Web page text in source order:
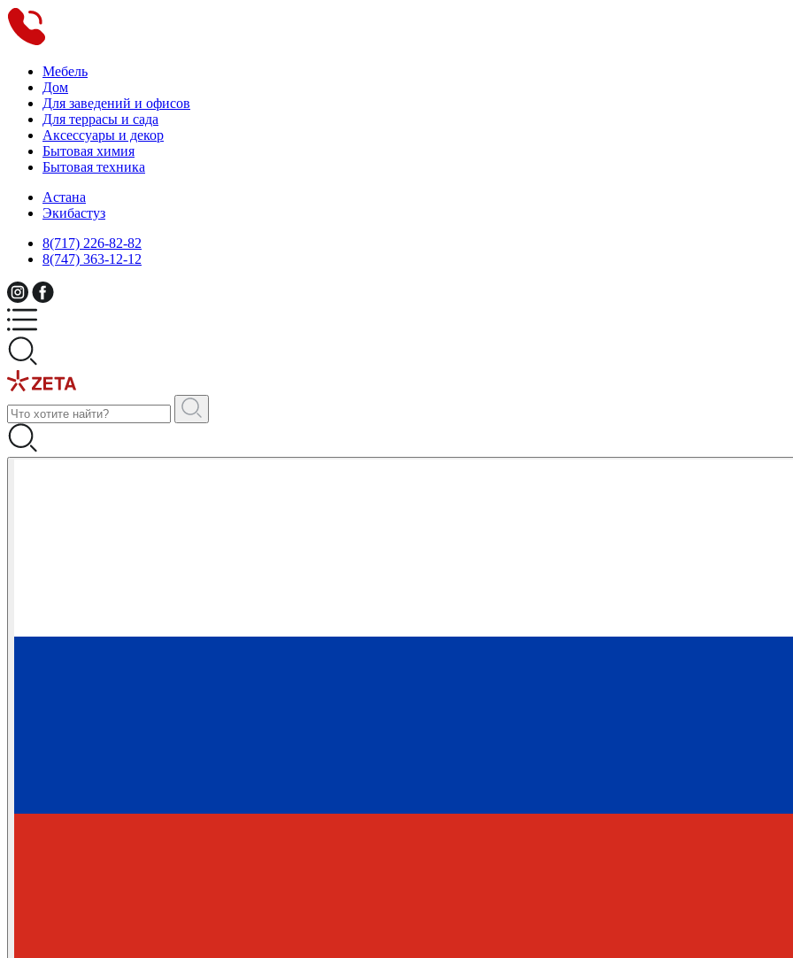
Мебель
Дом
Для заведений и офисов
Для террасы и сада
Аксессуары и декор
Бытовая химия
Бытовая техника
Астана
Экибастуз
8(717) 226-82-82
8(747) 363-12-12